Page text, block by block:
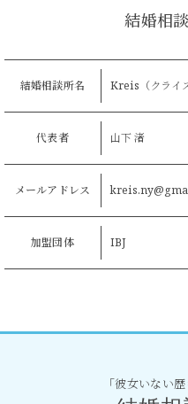
結婚相
結婚相談所名 Kreis（クライ
代表者 山下 渚
メールアドレス
加盟団体 IBJ
「彼女いない